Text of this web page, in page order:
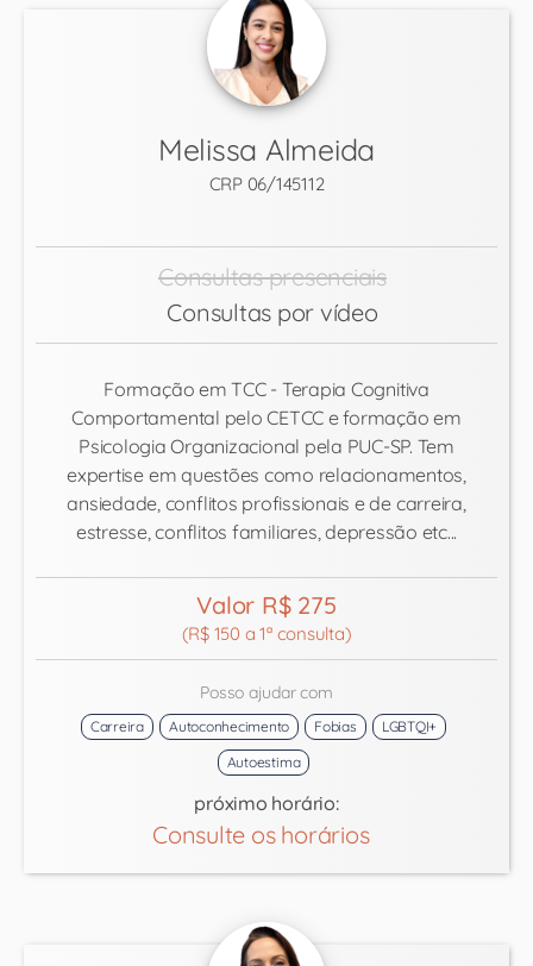
Melissa Almeida
CRP 06/145112
Consultas presenciais
Consultas por vídeo
Formação em TCC - Terapia Cognitiva
Comportamental pelo CETCC e formação em
Psicologia Organizacional pela PUC-SP. Tem
expertise em questões como relacionamentos,
ansiedade, conflitos profissionais e de carreira,
estresse, conflitos familiares, depressão etc...
Valor R$ 275
(R$ 150 a 1ª consulta)
Posso ajudar com
Carreira Autoconhecimento Fobias
LGBTQI+
Autoestima
próximo horário:
Consulte os horários